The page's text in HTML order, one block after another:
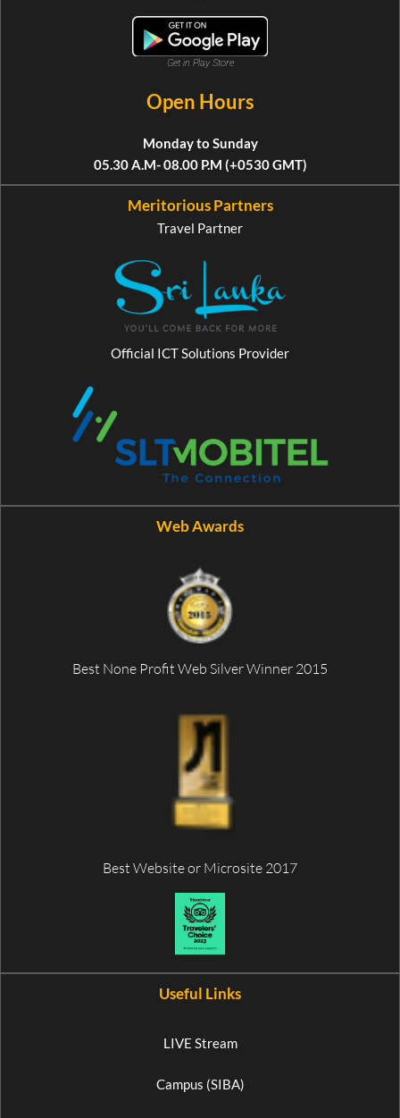
Get in Play Store
Open Hours
Monday to Sunday
05.30 A.M- 08.00 P.M (+0530 GMT)
Meritorious Partners
Travel Partner
Official ICT Solutions Provider
Web Awards
Best None Profit Web Silver Winner 2015
Best Website or Microsite 2017
Useful Links
LIVE Stream
Campus (SIBA)